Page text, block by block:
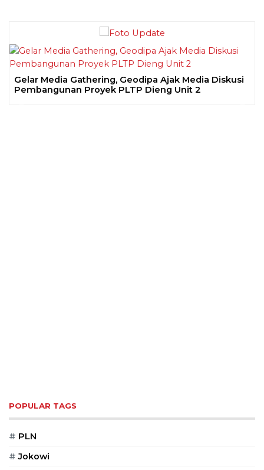
Gelar Media Gathering, Geodipa Ajak Media Diskusi
Pembangunan Proyek PLTP Dieng Unit 2
POPULAR TAGS
# PLN
# Jokowi